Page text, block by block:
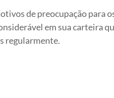
de preocupação para
em sua carteira
regularmente.